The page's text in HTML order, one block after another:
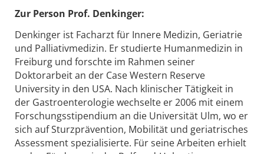
Zur Person Prof. Denkinger:
Denkinger ist Facharzt für Innere Medizin, Geriatrie
und Palliativmedizin. Er studierte Humanmedizin in
Freiburg und forschte im Rahmen seiner
Doktorarbeit an der Case Western Reserve
University in den USA. Nach klinischer Tätigkeit in
der Gastroenterologie wechselte er 2006 mit einem
Forschungsstipendium an die Universität Ulm, wo er
sich auf Sturzprävention, Mobilität und geriatrisches
Assessment spezialisierte. Für seine Arbeiten erhielt